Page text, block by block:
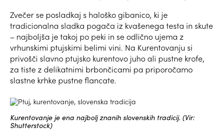
Zvečer se posladkaj s haloško gibanico, ki je
tradicionalna sladka pogača iz kvašenega testa in skute
– najboljša je takoj po peki in se odlično ujema z
vrhunskimi ptujskimi belimi vini. Na Kurentovanju si
privošči slavno ptujsko kurentovo juho ali pustne krofe,
za tiste z delikatnimi brbončicami pa priporočamo
slastne krhke pustne flancate.
Kurentovanje je ena najbolj znanih slovenskih tradicij. (Vir:
Shutterstock)